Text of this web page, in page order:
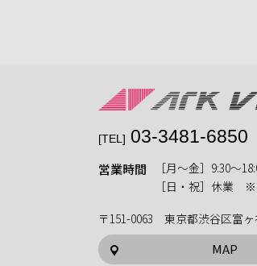
[TEL] 03-3481-6850
営業時間
［月〜金］9:30〜
［日・祝］休業 ※
〒151-0063 東京都渋谷区富ヶ
MAP